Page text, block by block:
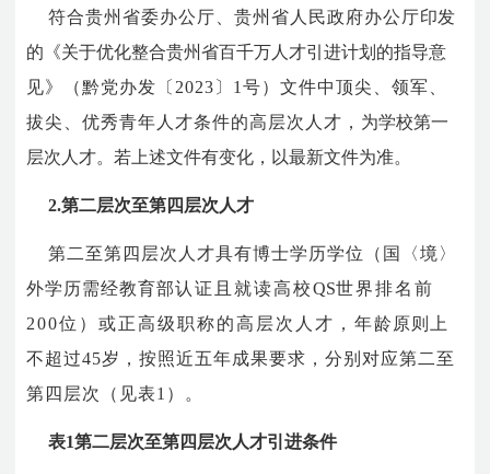
符合贵州省委办公厅、贵州省人民政府办公厅印发
的《关于优化整合贵州省百千万人才引进计划的指导意
见》（黔党办发〔2023〕1号）文件中顶尖、领军、
拔尖、优秀青年人才条件的高层次人才， 为学校第一
层次人才。若上述文件有变化，以最新文件为准。
2.第二层次至第四层次人才
第二至第四层次人才具有博士学历学位（国〈境〉
外学历需经教育部认证且就读高校QS世界排名前
200位）或正高级职称的高层次人才，年龄原则上
不超过45岁，按照近五年成果要求，分别对应第二至
第四层次（见表1）。
表1第二层次至第四层次人才引进条件